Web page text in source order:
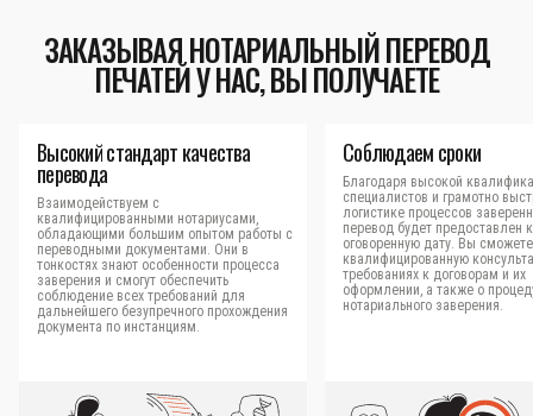
ЗАКАЗЫВАЯ НОТАРИАЛЬНЫЙ ПЕРЕВОД
ПЕЧАТЕЙ У НАС, ВЫ ПОЛУЧАЕТЕ
Высокий стандарт качества
перевода
Взаимодействуем с
квалифицированными нотариусами,
обладающими большим опытом работы с
переводными документами. Они в
тонкостях знают особенности процесса
заверения и смогут обеспечить
соблюдение всех требований для
дальнейшего безупречного прохождения
документа по инстанциям.
Соблюдаем сроки
Благодаря высокой
специалистов и грамотно
логистике процессов
перевод будет предоставлен
оговоренную дату. Вы
квалифицированную
требованиях к договорам и их
оформлении, а также о
нотариального заверения.